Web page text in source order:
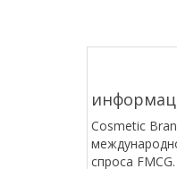
Cosmetic
спроса